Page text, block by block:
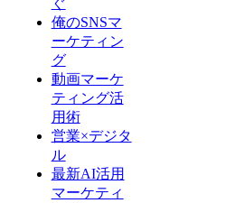
ぐ
俺のSNSマ
ーケティン
グ
動画マーケ
ティング活
用術
営業×デジタ
ル
最新AI活用
マーケティ